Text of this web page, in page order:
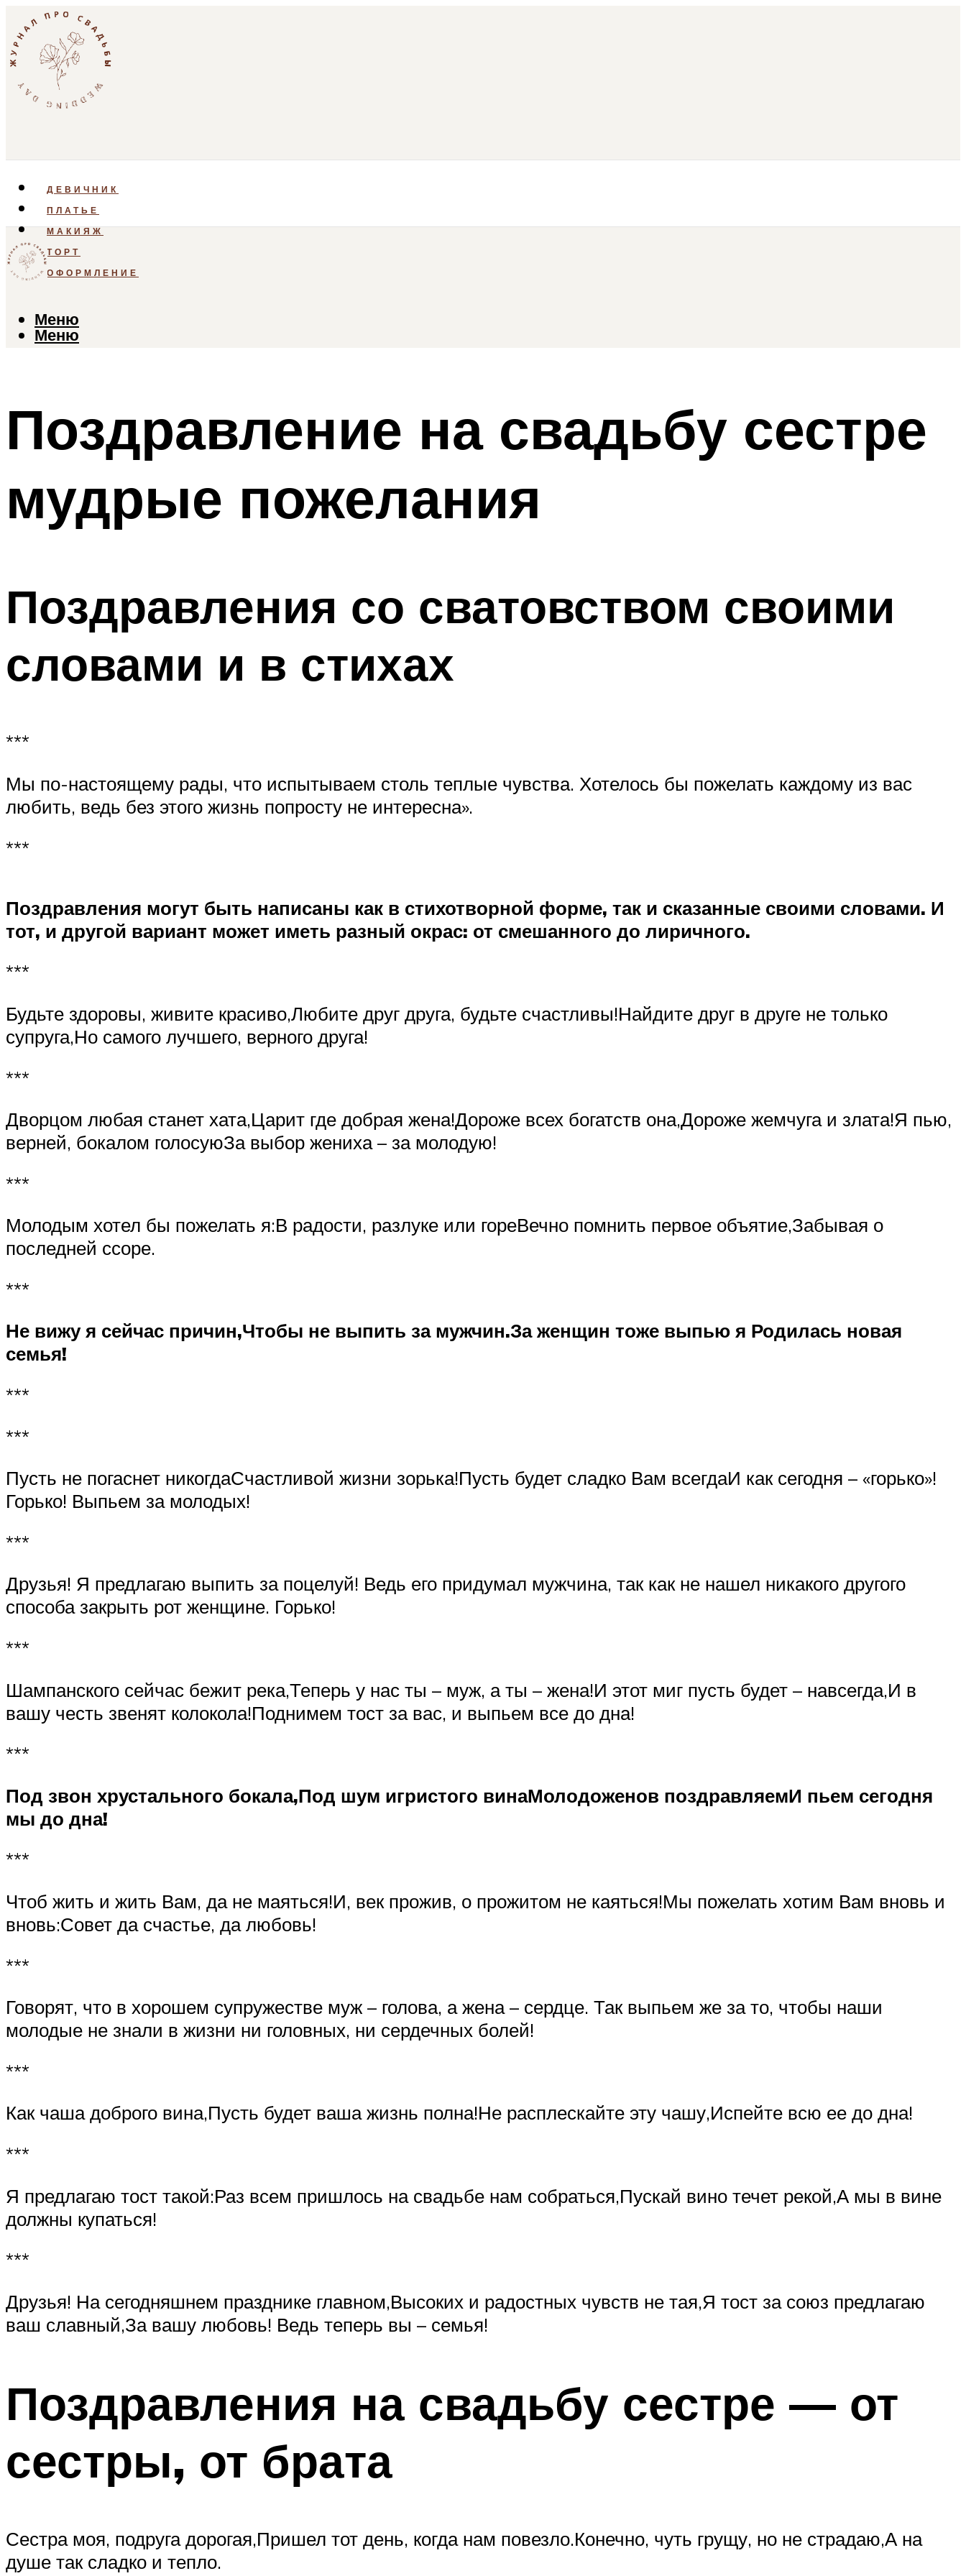
ДЕВИЧНИК
ПЛАТЬЕ
МАКИЯЖ
ТОРТ
ОФОРМЛЕНИЕ
Меню
Меню
Поздравление на свадьбу сестре
мудрые пожелания
Поздравления со сватовством своими
словами и в стихах
***
Мы по-настоящему рады, что испытываем столь теплые чувства. Хотелось бы пожелать каждому из вас
любить, ведь без этого жизнь попросту не интересна».
***
Поздравления могут быть написаны как в стихотворной форме, так и сказанные своими словами. И
тот, и другой вариант может иметь разный окрас: от смешанного до лиричного.
***
Будьте здоровы, живите красиво,Любите друг друга, будьте счастливы!Найдите друг в друге не только
супруга,Но самого лучшего, верного друга!
***
Дворцом любая станет хата,Царит где добрая жена!Дороже всех богатств она,Дороже жемчуга и злата!Я пью,
верней, бокалом голосуюЗа выбор жениха – за молодую!
***
Молодым хотел бы пожелать я:В радости, разлуке или гореВечно помнить первое объятие,Забывая о
последней ссоре.
***
Не вижу я сейчас причин,Чтобы не выпить за мужчин.За женщин тоже выпью я Родилась новая
семья!
***
***
Пусть не погаснет никогдаСчастливой жизни зорька!Пусть будет сладко Вам всегдаИ как сегодня – «горько»!
Горько! Выпьем за молодых!
***
Друзья! Я предлагаю выпить за поцелуй! Ведь его придумал мужчина, так как не нашел никакого другого
способа закрыть рот женщине. Горько!
***
Шампанского сейчас бежит река,Теперь у нас ты – муж, а ты – жена!И этот миг пусть будет – навсегда,И в
вашу честь звенят колокола!Поднимем тост за вас, и выпьем все до дна!
***
Под звон хрустального бокала,Под шум игристого винаМолодоженов поздравляемИ пьем сегодня
мы до дна!
***
Чтоб жить и жить Вам, да не маяться!И, век прожив, о прожитом не каяться!Мы пожелать хотим Вам вновь и
вновь:Совет да счастье, да любовь!
***
Говорят, что в хорошем супружестве муж – голова, а жена – сердце. Так выпьем же за то, чтобы наши
молодые не знали в жизни ни головных, ни сердечных болей!
***
Как чаша доброго вина,Пусть будет ваша жизнь полна!Не расплескайте эту чашу,Испейте всю ее до дна!
***
Я предлагаю тост такой:Раз всем пришлось на свадьбе нам собраться,Пускай вино течет рекой,А мы в вине
должны купаться!
***
Друзья! На сегодняшнем празднике главном,Высоких и радостных чувств не тая,Я тост за союз предлагаю
ваш славный,За вашу любовь! Ведь теперь вы – семья!
Поздравления на свадьбу сестре — от
сестры, от брата
Сестра моя, подруга дорогая,Пришел тот день, когда нам повезло.Конечно, чуть грущу, но не страдаю,А на
душе так сладко и тепло.